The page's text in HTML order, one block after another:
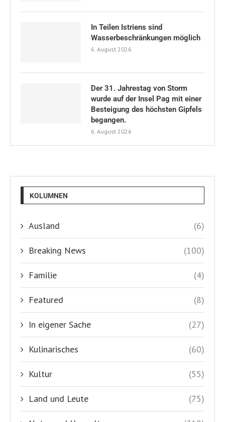
In Teilen Istriens sind
Wasserbeschränkungen möglich
6. August 2026
Der 31. Jahrestag von Storm
wurde auf der Insel Pag mit einer
Besteigung des höchsten Gipfels
begangen.
6. August 2026
KOLUMNEN
Ausland (6)
Breaking News (100)
Familie (4)
Featured (8)
In eigener Sache (27)
Kulinarisches (60)
Kultur (55)
Land und Leute (75)